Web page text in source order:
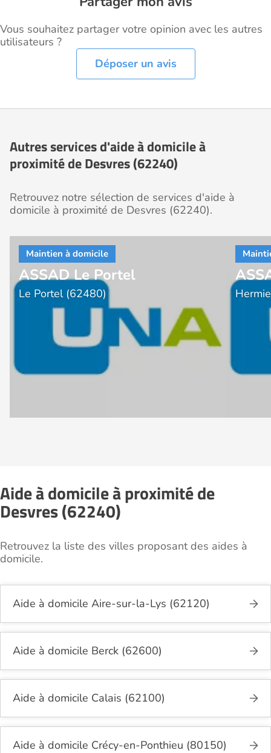
Vous souhaitez partager votre opinion avec les autres
utilisateurs ?
Déposer un avis
Autres services d'aide à domicile à
proximité de Desvres (62240)
Retrouvez notre sélection de services d'aide à
domicile à proximité de Desvres (62240).
ASSAD Le Portel
Le Portel (62480)
Aide à domicile à proximité de
Desvres (62240)
Retrouvez la liste des villes proposant des aides à
domicile.
Aide à domicile Aire-sur-la-Lys (62120)
Aide à domicile Berck (62600)
Aide à domicile Calais (62100)
Aide à domicile Crécy-en-Ponthieu (80150)